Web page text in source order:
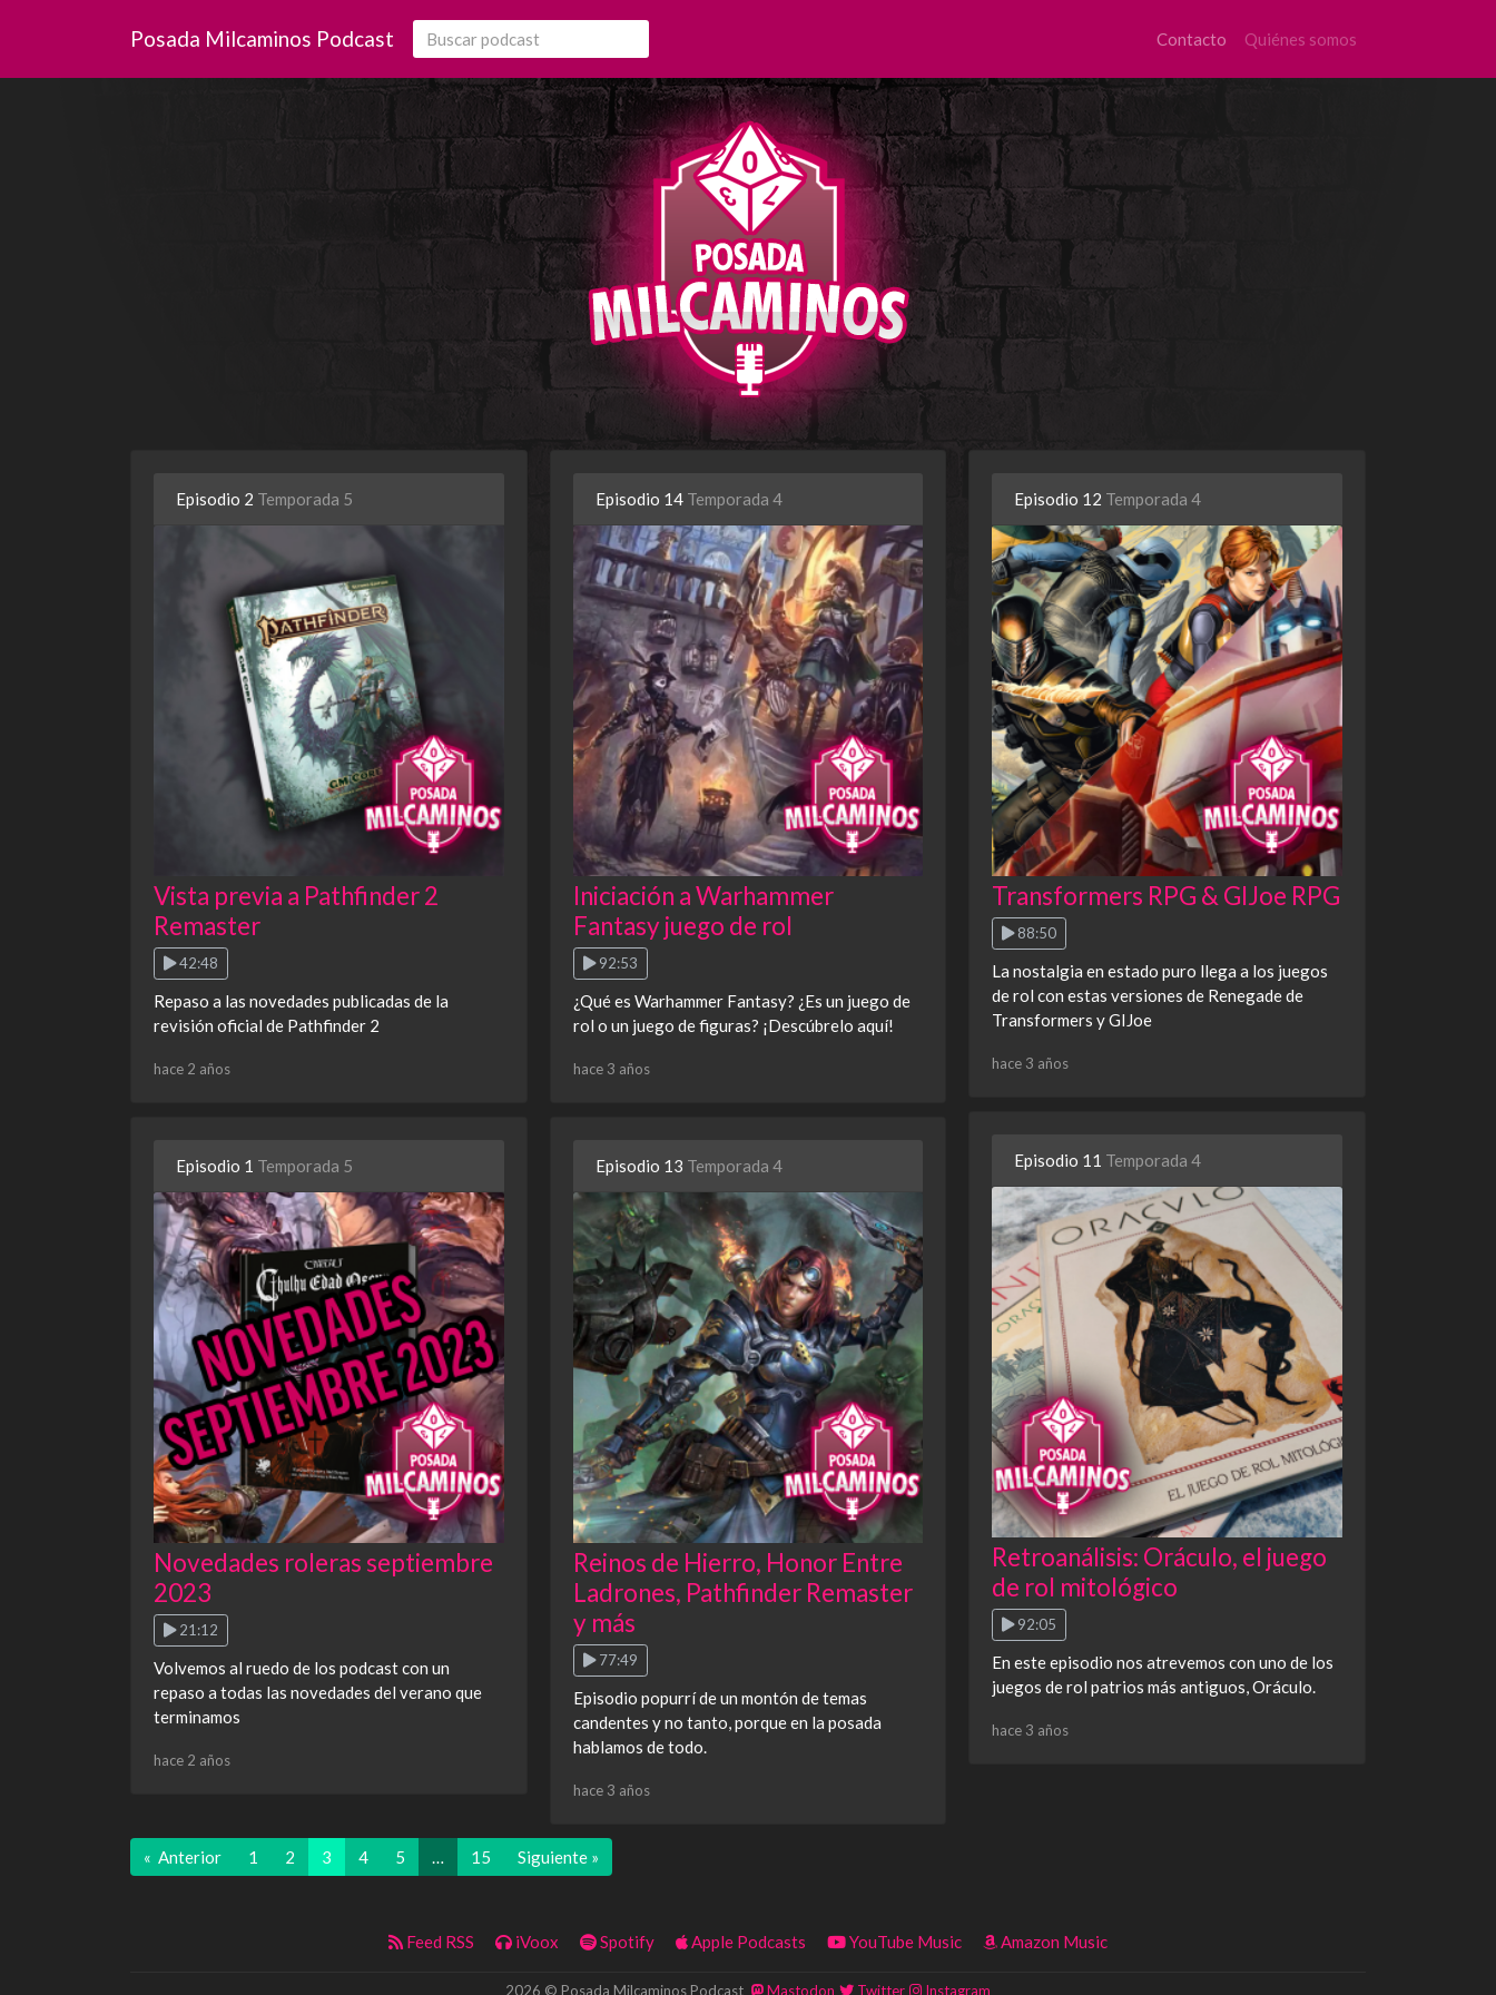
Posada Milcaminos Podcast Contacto Quiénes somos
Episodio 2 Temporada 5
Vista previa a Pathfinder 2
Remaster
42:48
Repaso a las novedades publicadas de la
revisión oficial de Pathfinder 2
hace 2 años
Episodio 1 Temporada 5
Novedades roleras septiembre
2023
21:12
Volvemos al ruedo de los podcast con un
repaso a todas las novedades del verano que
terminamos
hace 2 años
Episodio 14 Temporada 4
Iniciación a Warhammer
Fantasy juego de rol
92:53
¿Qué es Warhammer Fantasy? ¿Es un juego de
rol o un juego de figuras? ¡Descúbrelo aquí!
hace 3 años
Episodio 13 Temporada 4
Reinos de Hierro, Honor Entre
Ladrones, Pathfinder Remaster
y más
77:49
Episodio popurrí de un montón de temas
candentes y no tanto, porque en la posada
hablamos de todo.
hace 3 años
Episodio 12 Temporada 4
Transformers RPG & GIJoe RPG
88:50
La nostalgia en estado puro llega a los juegos
de rol con estas versiones de Renegade de
Transformers y GIJoe
hace 3 años
Episodio 11 Temporada 4
Retroanálisis: Oráculo, el juego
de rol mitológico
92:05
En este episodio nos atrevemos con uno de los
juegos de rol patrios más antiguos, Oráculo.
hace 3 años
« Anterior 1 2 3 4 5 … 15 Siguiente »
Feed RSS iVoox Spotify Apple Podcasts YouTube Music Amazon Music
2026 © Posada Milcaminos Podcast Mastodon Twitter Instagram